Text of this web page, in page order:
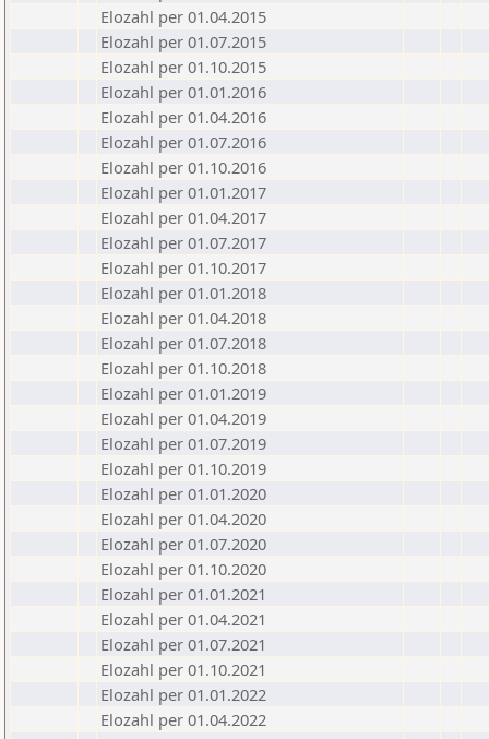
Elozahl per 01.04.2015
Elozahl per 01.07.2015
Elozahl per 01.10.2015
Elozahl per 01.01.2016
Elozahl per 01.04.2016
Elozahl per 01.07.2016
Elozahl per 01.10.2016
Elozahl per 01.01.2017
Elozahl per 01.04.2017
Elozahl per 01.07.2017
Elozahl per 01.10.2017
Elozahl per 01.01.2018
Elozahl per 01.04.2018
Elozahl per 01.07.2018
Elozahl per 01.10.2018
Elozahl per 01.01.2019
Elozahl per 01.04.2019
Elozahl per 01.07.2019
Elozahl per 01.10.2019
Elozahl per 01.01.2020
Elozahl per 01.04.2020
Elozahl per 01.07.2020
Elozahl per 01.10.2020
Elozahl per 01.01.2021
Elozahl per 01.04.2021
Elozahl per 01.07.2021
Elozahl per 01.10.2021
Elozahl per 01.01.2022
Elozahl per 01.04.2022